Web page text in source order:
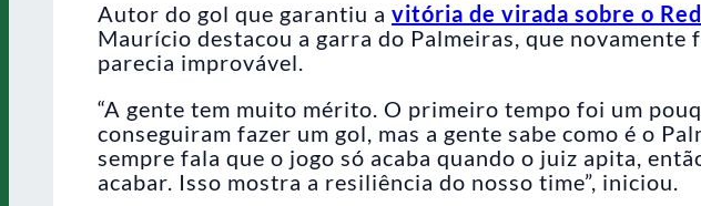
Autor do gol que garantiu a vitória de virada sobre o
Maurício destacou a garra do Palmeiras, que novamente
parecia improvável.
“A gente tem muito mérito. O primeiro tempo foi um
conseguiram fazer um gol, mas a gente sabe como é o
sempre fala que o jogo só acaba quando o juiz apita,
acabar. Isso mostra a resiliência do nosso time”, iniciou.